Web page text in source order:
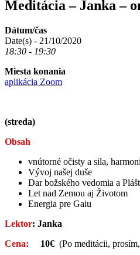
Meditácia – Janka –
Dátum/čas
Date(s) - 21/10/2020
18:30 - 19:30
Miesta konania
aplikácia Zoom
(streda)
Obsah
vnútorné očisty a sila,
Vývoj našej duše
Dar božského vedomia a
Let nad Zemou aj Životom
Energia pre Gaiu
Lektor: Janka
Cena: 10€ (Po meditácii,